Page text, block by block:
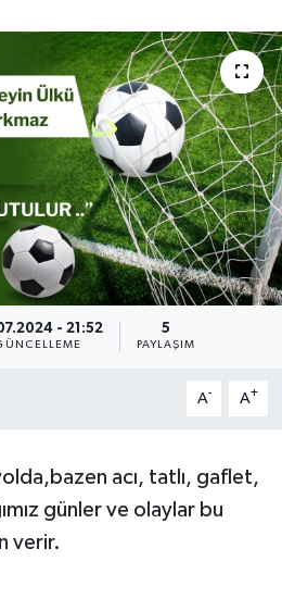
- 21:52 5
PAYLAŞIM
A- A+
acı, tatlı, gaflet,
günler ve olaylar bu
verir.